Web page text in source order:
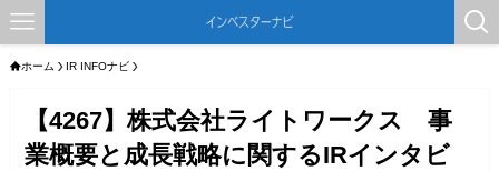
ホーム IR INFOナビ
【4267】株式会社ライトワークス 事
業概要と成長戦略に関するIRインタビ